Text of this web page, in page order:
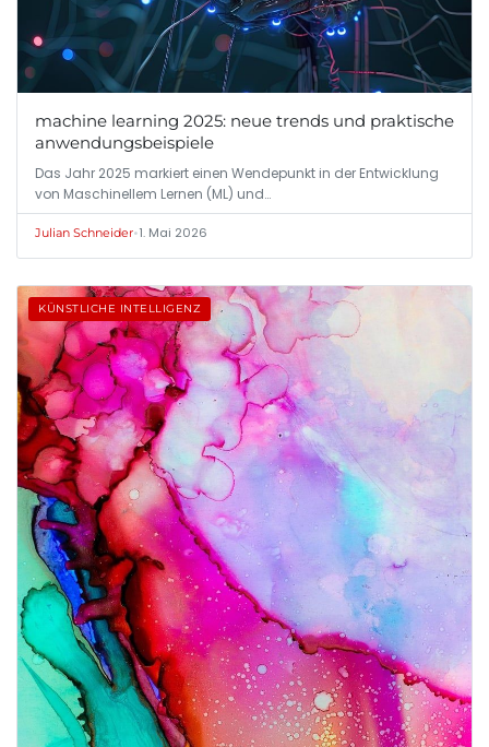
machine learning 2025: neue trends und praktische
anwendungsbeispiele
Das Jahr 2025 markiert einen Wendepunkt in der Entwicklung
von Maschinellem Lernen (ML) und…
Julian Schneider•1. Mai 2026
KÜNSTLICHE INTELLIGENZ